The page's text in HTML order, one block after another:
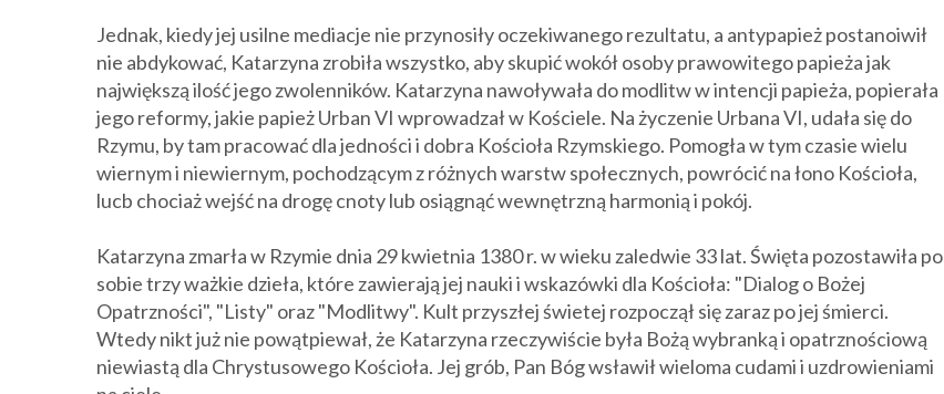
Jednak, kiedy jej usilne mediacje nie przynosiły oczekiwanego rezultatu, a antypapież postanoiwił
nie abdykować, Katarzyna zrobiła wszystko, aby skupić wokół osoby prawowitego papieża jak
największą ilość jego zwolenników. Katarzyna nawoływała do modlitw w intencji papieża, popierała
jego reformy, jakie papież Urban VI wprowadzał w Kościele. Na życzenie Urbana VI, udała się do
Rzymu, by tam pracować dla jedności i dobra Kościoła Rzymskiego. Pomogła w tym czasie wielu
wiernym i niewiernym, pochodzącym z różnych warstw społecznych, powrócić na łono Kościoła,
lucb chociaż wejść na drogę cnoty lub osiągnąć wewnętrzną harmonią i pokój.
Katarzyna zmarła w Rzymie dnia 29 kwietnia 1380 r. w wieku zaledwie 33 lat. Święta pozostawiła po
sobie trzy ważkie dzieła, które zawierają jej nauki i wskazówki dla Kościoła: "Dialog o Bożej
Opatrzności", "Listy" oraz "Modlitwy". Kult przyszłej świetej rozpoczął się zaraz po jej śmierci.
Wtedy nikt już nie powątpiewał, że Katarzyna rzeczywiście była Bożą wybranką i opatrznościową
niewiastą dla Chrystusowego Kościoła. Jej grób, Pan Bóg wsławił wieloma cudami i uzdrowieniami